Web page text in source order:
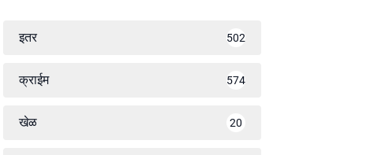
इतर 502
क्राईम 574
खेळ 20